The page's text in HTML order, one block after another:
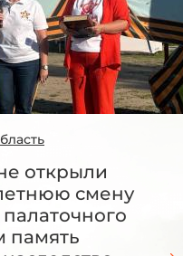
открыли
смену
память